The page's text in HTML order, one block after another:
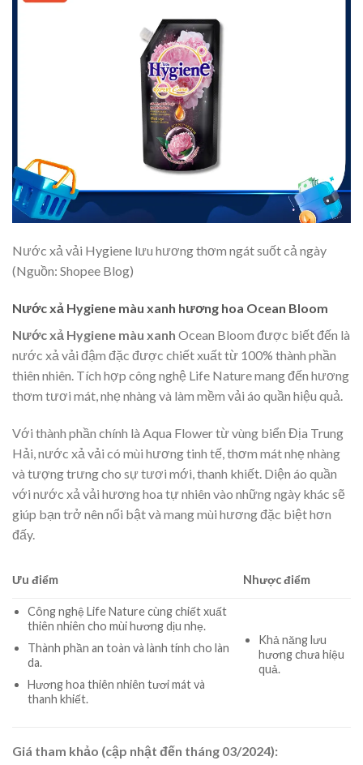
Nước xả vải Hygiene lưu hương thơm ngát suốt cả ngày
(Nguồn: Shopee Blog)
Nước xả Hygiene màu xanh hương hoa Ocean Bloom
Nước xả Hygiene màu xanh Ocean Bloom được biết đến là
nước xả vải đậm đặc được chiết xuất từ 100% thành phần
thiên nhiên. Tích hợp công nghệ Life Nature mang đến hương
thơm tươi mát, nhẹ nhàng và làm mềm vải áo quần hiệu quả.
Với thành phần chính là Aqua Flower từ vùng biển Địa Trung
Hải, nước xả vải có mùi hương tinh tế, thơm mát nhẹ nhàng
và tượng trưng cho sự tươi mới, thanh khiết. Diện áo quần
với nước xả vải hương hoa tự nhiên vào những ngày khác sẽ
giúp bạn trở nên nổi bật và mang mùi hương đặc biệt hơn
đấy.
Ưu điểm Nhược điểm
Công nghệ Life Nature cùng chiết xuất
thiên nhiên cho mùi hương dịu nhẹ.
Thành phần an toàn và lành tính cho làn
da.
Hương hoa thiên nhiên tươi mát và
thanh khiết.
Khả năng lưu
hương chưa hiệu
quả.
Giá tham khảo (cập nhật đến tháng 03/2024):